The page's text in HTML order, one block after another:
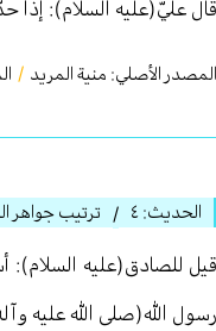
قال عليّ(عليه السلام): إذا
المصدر الأصلي: منیة المرید /
الحديث: ٤ / ترتيب جواهر
قیل للصادق(عليه السلام):
رسول الله(صلى الله عليه